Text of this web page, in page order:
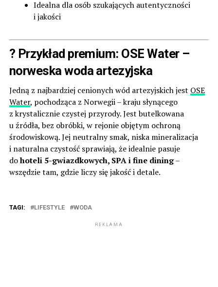
Idealna dla osób szukających autentyczności
i jakości
? Przykład premium: OSE Water –
norweska woda artezyjska
Jedną z najbardziej cenionych wód artezyjskich jest OSE
Water, pochodząca z Norwegii – kraju słynącego
z krystalicznie czystej przyrody. Jest butelkowana
u źródła, bez obróbki, w rejonie objętym ochroną
środowiskową. Jej neutralny smak, niska mineralizacja
i naturalna czystość sprawiają, że idealnie pasuje
dohoteli 5-gwiazdkowych, SPA i fine dining–
wszędzie tam, gdzie liczy się jakość i detale.
TAGI: LIFESTYLE WODA
REKLAMA